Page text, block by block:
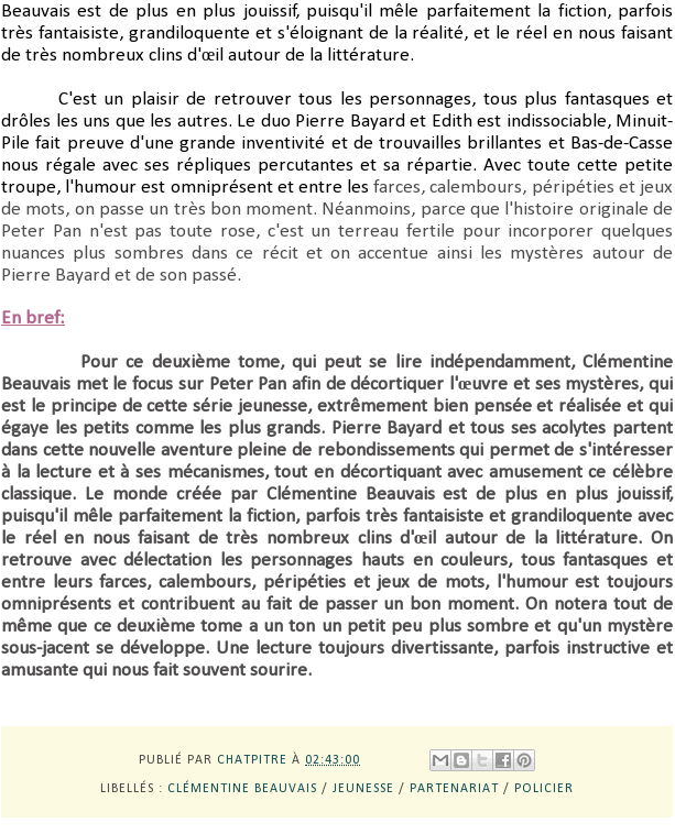
Beauvais est de plus en plus jouissif, puisqu'il mêle parfaitement la fiction, parfois
très fantaisiste, grandiloquente et s'éloignant de la réalité, et le réel en nous faisant
de très nombreux clins d'œil autour de la littérature.
C'est un plaisir de retrouver tous les personnages, tous plus fantasques et
drôles les uns que les autres. Le duo Pierre Bayard et Edith est indissociable, Minuit-
Pile fait preuve d'une grande inventivité et de trouvailles brillantes et Bas-de-Casse
nous régale avec ses répliques percutantes et sa répartie. Avec toute cette petite
troupe, l'humour est omniprésent et entre lesfarces, calembours, péripéties et jeux
de mots, on passe un très bon moment. Néanmoins, parce que l'histoire originale de
Peter Pan n'est pas toute rose, c'est un terreau fertile pour incorporer quelques
nuances plus sombres dans ce récit et on accentue ainsi les mystères autour de
Pierre Bayard et de son passé.
En bref:
Pour ce deuxième tome, qui peut se lire indépendamment, Clémentine
Beauvais met le focus sur Peter Pan afin de décortiquer l'œuvre et ses mystères, qui
est le principe de cette série jeunesse, extrêmement bien pensée et réalisée et qui
égaye les petits comme les plus grands. Pierre Bayard et tous ses acolytes partent
dans cette nouvelle aventure pleine de rebondissements qui permet de s'intéresser
à la lecture et à ses mécanismes, tout en décortiquant avec amusement ce célèbre
classique. Le monde créée par Clémentine Beauvais est de plus en plus jouissif,
puisqu'il mêle parfaitement la fiction, parfois très fantaisiste et grandiloquente avec
le réel en nous faisant de très nombreux clins d'œil autour de la littérature. On
retrouve avec délectation les personnages hauts en couleurs, tous fantasques et
entre leurs farces, calembours, péripéties et jeux de mots, l'humour est toujours
omniprésents et contribuent au fait de passer un bon moment. On notera tout de
même que ce deuxième tome a un ton un petit peu plus sombre et qu'un mystère
sous-jacent se développe. Une lecture toujours divertissante, parfois instructive et
amusante qui nous fait souvent sourire.
PUBLIÉ PAR CHATPITRE À 02:43:00
LIBELLÉS : CLÉMENTINE BEAUVAIS / JEUNESSE / PARTENARIAT / POLICIER